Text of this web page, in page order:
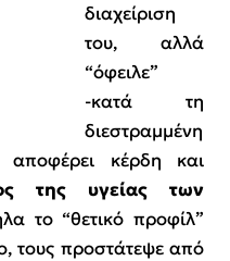
διαχείριση
του, αλλά
“όφειλε”
-κατά τη
διεστραμμένη
κέρδη και
της υγείας των
το “θετικό προφίλ”
τους προστάτεψε από